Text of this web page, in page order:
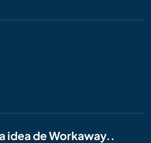
idea de Workaway..